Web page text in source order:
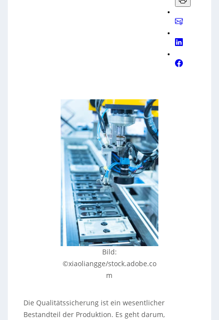
Bild:
©xiaoliangge/stock.adobe.co
m
Die Qualitätssicherung ist ein wesentlicher
Bestandteil der Produktion. Es geht darum,